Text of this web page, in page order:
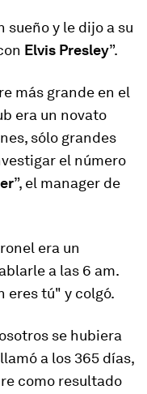
sueño y le dijo a su
Elvis Presley”.
más grande en el
era un novato
sólo grandes
el número
”, el manager de
era un
a las 6 am.
eres tú" y colgó.
se hubiera
a los 365 días,
como resultado